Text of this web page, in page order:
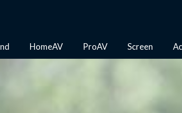
HomeAV ProAV Screen